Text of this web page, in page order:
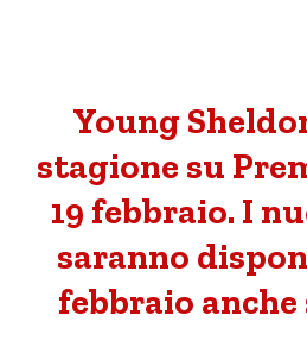
Young
stagione su
19 febbraio. I
saranno
febbraio